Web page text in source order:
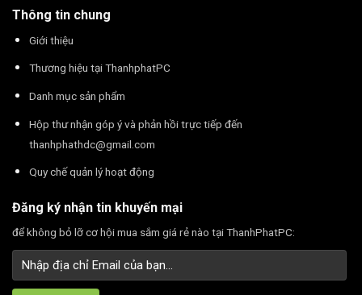
Thông tin chung
Giới thiệu
Thương hiệu tại ThanhphatPC
Danh mục sản phẩm
Hộp thư nhận góp ý và phản hồi trực tiếp đến
thanhphathdc@gmail.com
Quy chế quản lý hoạt động
Đăng ký nhận tin khuyến mại
để không bỏ lỡ cơ hội mua sắm giá rẻ nào tại ThanhPhatPC: